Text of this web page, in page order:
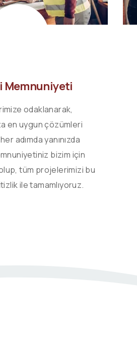
Memnuniyeti
odaklanarak,
en uygun çözümleri
adımda yanınızda
bizim için
tüm projelerimizi bu
ile tamamlıyoruz.